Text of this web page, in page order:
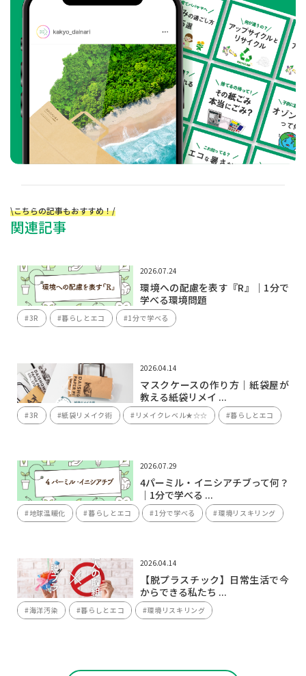
\こちらの記事もおすすめ！/
関連記事
2026.07.24
環境への配慮を表す『R』｜1分で
学べる環境問題
#3R #暮らしとエコ #1分で学べる
2026.04.14
マスクケースの作り方｜紙袋屋が
教える紙袋リメイ ...
#3R #紙袋リメイク術 #リメイクレベル★☆☆ #暮らしとエコ
2026.07.29
4パーミル・イニシアチブって何？
｜1分で学べる ...
#地球温暖化 #暮らしとエコ #1分で学べる #環境リスキリング
2026.04.14
【脱プラスチック】日常生活で今
からできる私たち ...
#海洋汚染 #暮らしとエコ #環境リスキリング